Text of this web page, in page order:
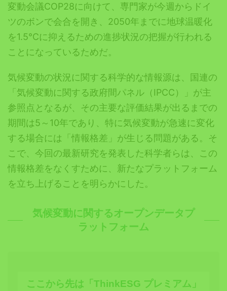
変動会議COP28に向けて、専門家が今週からドイ
ツのボンで会合を開き、2050年までに地球温暖化
を1.5℃に抑えるための進捗状況の把握が行われる
ことになっているためだ。
気候変動の状況に関する科学的な情報源は、国連の
「気候変動に関する政府間パネル（IPCC）」が主
参照点となるが、その主要な評価結果が出るまでの
期間は5～10年であり、特に気候変動が急速に変化
する場合には「情報格差」が生じる問題がある。そ
こで、今回の最新研究を発表した科学者らは、この
情報格差をなくすために、新たなプラットフォーム
を立ち上げることを明らかにした。
気候変動に関するオープンデータプ
ラットフォーム
ここから先は「ThinkESG プレミアム」